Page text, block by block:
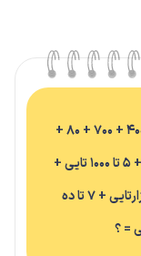
$۳۰۰۰۰۰ + ۵۰۰۰۰ + ۴۰۰۰ + ۷۰۰ + ۸۰ +
۹ = ?$۳ تا ۱۰۰۰۰ تایی + ۵ تا ۱۰۰۰ تایی +
۶ تا یکی = ؟۴ تا صد هزارتایی + ۷ تا ده